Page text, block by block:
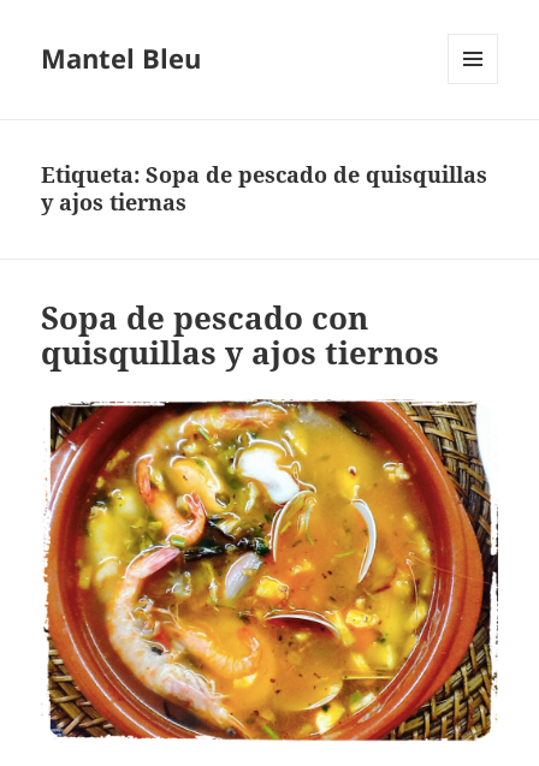
Mantel Bleu
Etiqueta:Sopa de pescado de quisquillas
y ajos tiernas
Sopa de pescado con
quisquillas y ajos tiernos